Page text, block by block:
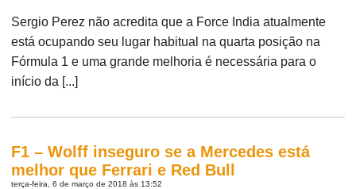
Sergio Perez não acredita que a Force India atualmente
está ocupando seu lugar habitual na quarta posição na
Fórmula 1 e uma grande melhoria é necessária para o
início da [...]
F1 – Wolff inseguro se a Mercedes está
melhor que Ferrari e Red Bull
terça-feira, 6 de março de 2018 às 13:52